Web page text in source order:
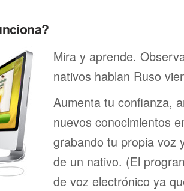
Mira y aprende.
nativos hablan Ruso
Aumenta tu confianza,
nuevos conocimientos
grabando tu propia voz
de un nativo. (El
de voz electrónico ya